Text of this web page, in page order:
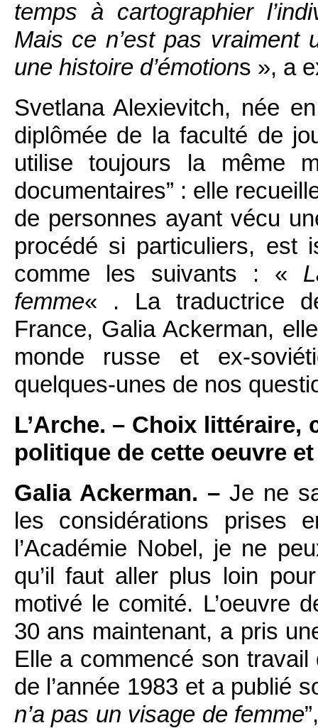
temps à cartographier
Mais ce n’est pas vraiment
une histoire d’émotions », a
Svetlana Alexievitch, née
diplômée de la faculté de
utilise toujours la même
documentaires” : elle
de personnes ayant vécu
procédé si particuliers, est
comme les suivants : «
femme« . La traductrice
France, Galia Ackerman,
monde russe et ex-
quelques-unes de nos
L’Arche. – Choix littéraire,
politique de cette oeuvre
Galia Ackerman. –Je ne
les considérations prises
l’Académie Nobel, je ne
qu’il faut aller plus loin
motivé le comité. L’oeuvre
30 ans maintenant, a pris
Elle a commencé son
de l’année 1983 et a publié
n’a pas un visage de femme